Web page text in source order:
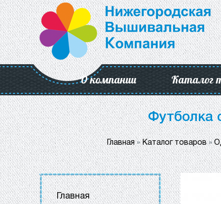
О компании Каталог
Футболка
Главная»Каталог товаров»
Главная